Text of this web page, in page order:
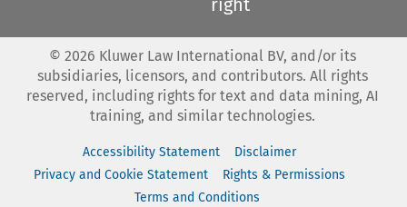
right
© 2026 Kluwer Law International BV, and/or its
subsidiaries, licensors, and contributors. All rights
reserved, including rights for text and data mining, AI
training, and similar technologies.
Accessibility Statement
Disclaimer
Privacy and Cookie Statement
Rights & Permissions
Terms and Conditions